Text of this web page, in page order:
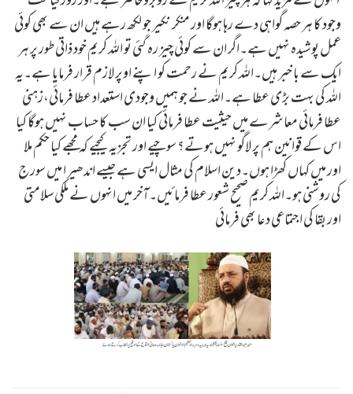
وجود کا ہر حصہ گواہی دے رہا ہوگا اور منکر نکیر جو لکھ رہے ہیں ان سے بھی کوئی
عمل پوشیدہ نہیں ہے۔اگر ان سے کوئی چیز رہ گئی تو اللہ کریم خود ذاتی طور پر ہر
ایک سے با خبر ہیں۔اللہ کریم نے رحمت کو اپنے اوپر لازم قرار فرمایا ہے۔یہ
اللہ کی بہت بڑی عطا ہے۔اللہ نے جو ہمیں وجودی استعداد عطا فرمائی،زہنی
عطا فرمائی معاشرے میں حیثیت عطا فرمائی کیا ان سب کا حساب نہیں ہوگا کیا
اس کے قوانین ہم پر لاگو نہیں ہوتے؟ سوچیے اور تجزیہ کیجیے کہ مجھے کیا حکم ملا
اور میں کہاں کھڑا ہوں۔دین اسلام کی مثال ایسی ہے جیسے اندھیر ا میں سورج
کی روشنی ہو۔اللہ کریم صحیح شعور عطا فرمائیں۔آخر میں انہوں نے ملکی سلامتی
اور بقا کی اجتماعی دعا بھی فرمائی